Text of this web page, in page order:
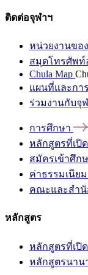
ติดต่อจุฬาฯ
หน่วยงานขอ
สมุดโทรศัพท์
Chula Map
แผนที่และกา
ร่วมงานกับจุ
การศึกษา
หลักสูตรที่เปิ
สมัครเข้าศึก
ค่าธรรมเนีย
คณะและสำนั
หลักสูตร
หลักสูตรที่เปิ
หลักสูตรนาน